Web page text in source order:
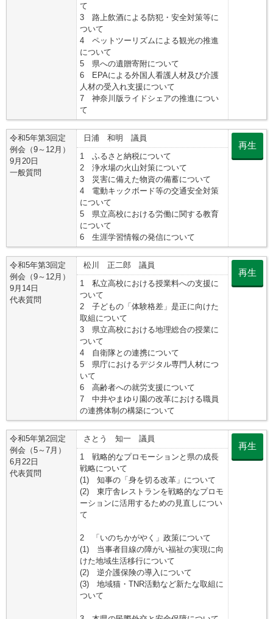
て
3 路上飲酒による防犯・安全対策等に
ついて
4 ペットツーリズムによる観光の推進
について
5 県への遺贈寄附について
6 EPAによる外国人看護人材及び介護
人材の受入れ支援について
7 神奈川版ライドシェアの推進につい
て
令和5年第3回定
例会（9～12月）
9月20日
一般質問
日浦 和明 議員
1 ふるさと納税について
2 浄水場の火山対策について
3 災害に備えた物資の備蓄について
4 電動キックボード等の交通安全対策
について
5 県立高校における労働に関する教育
について
6 生涯学習情報の発信について
再生
令和5年第3回定
例会（9～12月）
9月14日
代表質問
松川 正二郎 議員
1 私立高校における授業料への支援に
ついて
2 子どもの「体験格差」是正に向けた
取組について
3 県立高校における地理総合の授業に
ついて
4 自衛隊との連携について
5 県庁におけるデジタル専門人材につ
いて
6 高齢者への就労支援について
7 中井やまゆり園の改革における職員
の連携体制の構築について
再生
令和5年第2回定
例会（5～7月）
6月22日
代表質問
さとう 知一 議員
1 戦略的なプロモーションと県の成長
戦略について
(1) 知事の「身を切る改革」について
(2) 東庁舎レストランを戦略的なプロモ
ーションに活用するための見直しについ
て
2 「いのちかがやく」政策について
(1) 当事者目線の障がい福祉の実現に向
けた地域生活移行について
(2) 逆介護保険の導入について
(3) 地域猫・TNR活動など新たな取組に
ついて
再生